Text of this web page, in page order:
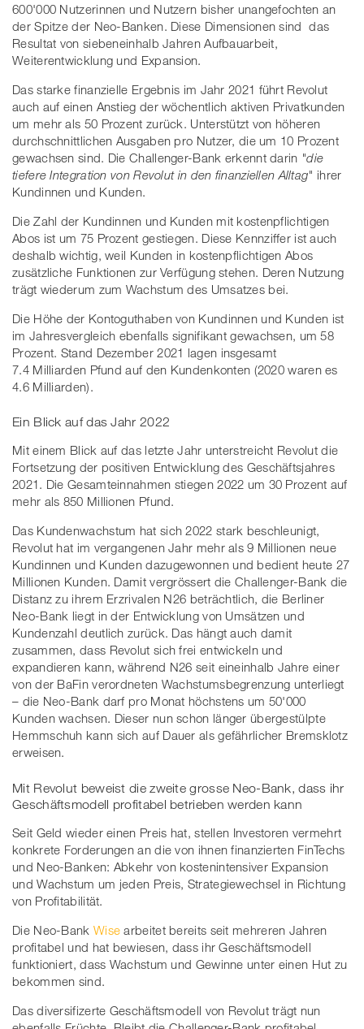
600'000 Nutzerinnen und Nutzern bisher unangefochten an
der Spitze der Neo-Banken. Diese Dimensionen sind das
Resultat von siebeneinhalb Jahren Aufbauarbeit,
Weiterentwicklung und Expansion.
Das starke finanzielle Ergebnis im Jahr 2021 führt Revolut
auch auf einen Anstieg der wöchentlich aktiven Privatkunden
um mehr als 50 Prozent zurück. Unterstützt von höheren
durchschnittlichen Ausgaben pro Nutzer, die um 10 Prozent
gewachsen sind. Die Challenger-Bank erkennt darin "die
tiefere Integration von Revolut in den finanziellen Alltag" ihrer
Kundinnen und Kunden.
Die Zahl der Kundinnen und Kunden mit kostenpflichtigen
Abos ist um 75 Prozent gestiegen. Diese Kennziffer ist auch
deshalb wichtig, weil Kunden in kostenpflichtigen Abos
zusätzliche Funktionen zur Verfügung stehen. Deren Nutzung
trägt wiederum zum Wachstum des Umsatzes bei.
Die Höhe der Kontoguthaben von Kundinnen und Kunden ist
im Jahresvergleich ebenfalls signifikant gewachsen, um 58
Prozent. Stand Dezember 2021 lagen insgesamt
7.4 Milliarden Pfund auf den Kundenkonten (2020 waren es
4.6 Milliarden).
Ein Blick auf das Jahr 2022
Mit einem Blick auf das letzte Jahr unterstreicht Revolut die
Fortsetzung der positiven Entwicklung des Geschäftsjahres
2021. Die Gesamteinnahmen stiegen 2022 um 30 Prozent auf
mehr als 850 Millionen Pfund.
Das Kundenwachstum hat sich 2022 stark beschleunigt,
Revolut hat im vergangenen Jahr mehr als 9 Millionen neue
Kundinnen und Kunden dazugewonnen und bedient heute 27
Millionen Kunden. Damit vergrössert die Challenger-Bank die
Distanz zu ihrem Erzrivalen N26 beträchtlich, die Berliner
Neo-Bank liegt in der Entwicklung von Umsätzen und
Kundenzahl deutlich zurück. Das hängt auch damit
zusammen, dass Revolut sich frei entwickeln und
expandieren kann, während N26 seit eineinhalb Jahre einer
von der BaFin verordneten Wachstumsbegrenzung unterliegt
– die Neo-Bank darf pro Monat höchstens um 50'000
Kunden wachsen. Dieser nun schon länger übergestülpte
Hemmschuh kann sich auf Dauer als gefährlicher Bremsklotz
erweisen.
Mit Revolut beweist die zweite grosse Neo-Bank, dass ihr
Geschäftsmodell profitabel betrieben werden kann
Seit Geld wieder einen Preis hat, stellen Investoren vermehrt
konkrete Forderungen an die von ihnen finanzierten FinTechs
und Neo-Banken: Abkehr von kostenintensiver Expansion
und Wachstum um jeden Preis, Strategiewechsel in Richtung
von Profitabilität.
Die Neo-Bank Wise arbeitet bereits seit mehreren Jahren
profitabel und hat bewiesen, dass ihr Geschäftsmodell
funktioniert, dass Wachstum und Gewinne unter einen Hut zu
bekommen sind.
Das diversifizerte Geschäftsmodell von Revolut trägt nun